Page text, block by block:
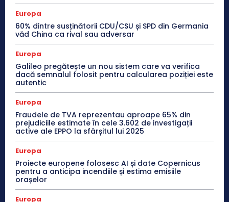
Europa
60% dintre susținătorii CDU/CSU și SPD din Germania
văd China ca rival sau adversar
Europa
Galileo pregătește un nou sistem care va verifica
dacă semnalul folosit pentru calcularea poziției este
autentic
Europa
Fraudele de TVA reprezentau aproape 65% din
prejudiciile estimate în cele 3.602 de investigații
active ale EPPO la sfârșitul lui 2025
Europa
Proiecte europene folosesc AI și date Copernicus
pentru a anticipa incendiile și estima emisiile
orașelor
Europa